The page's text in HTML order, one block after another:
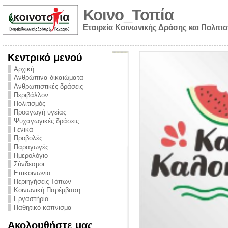
Κοινο_Τοπία
Εταιρεία Κοινωνικής Δράσης και
Κεντρικό μενού
Αρχική
Ανθρώπινα δικαιώματα
Ανθρωπιστικές δράσεις
Περιβάλλον
Πολιτισμός
Προαγωγή υγείας
Ψυχαγωγικές δράσεις
Γενικά
Προβολές
Παραγωγές
Ημερολόγιο
Σύνδεσμοι
Επικοινωνία
Περιηγήσεις Τόπων
Κοινωνική Παρέμβαση
Εργαστήρια
Παθητικό κάπνισμα
Ακολουθήστε μας
από την
την ημέρα
και
στο